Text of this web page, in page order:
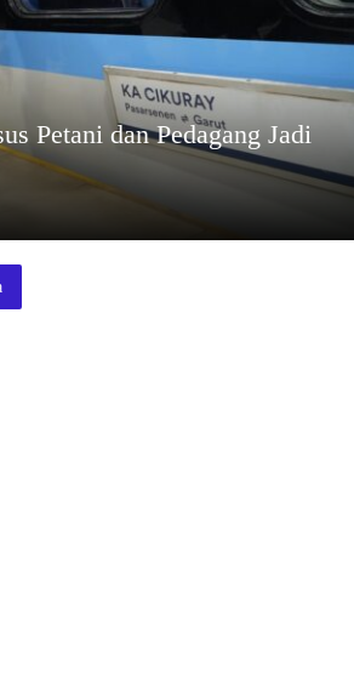
Petani dan Pedagang Jadi